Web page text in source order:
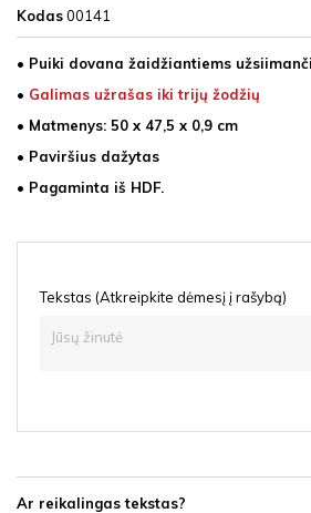
Kodas00141
• Puiki dovana žaidžiantiems
• Galimas užrašas iki trijų žodžių
• Matmenys: 50 x 47,5 x 0,9 cm
• Paviršius dažytas
• Pagaminta iš HDF.
Tekstas (Atkreipkite dėmesį į rašybą)
Ar reikalingas tekstas?